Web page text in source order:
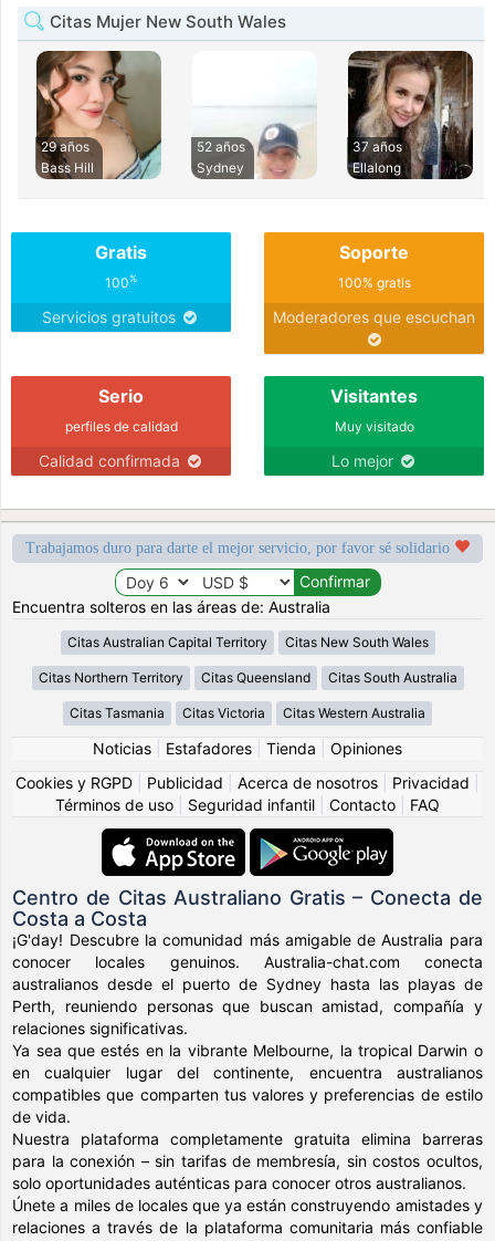
Citas Mujer New South Wales
29 años
Bass Hill
52 años
Sydney
37 años
Ellalong
Gratis
100%
Servicios gratuitos
Soporte
100% gratis
Moderadores que escuchan
Serio
perfiles de calidad
Calidad confirmada
Visitantes
Muy visitado
Lo mejor
Trabajamos duro para darte el mejor servicio, por favor sé solidario
Encuentra solteros en las áreas de: Australia
Citas Australian Capital Territory Citas New South Wales
Citas Northern Territory Citas Queensland Citas South Australia
Citas Tasmania Citas Victoria Citas Western Australia
Noticias Estafadores Tienda
Opiniones
Cookies y RGPD
Publicidad Acerca de nosotros Privacidad
Términos de uso
Seguridad infantil Contacto FAQ
Centro de Citas Australiano Gratis – Conecta de
Costa a Costa
¡G'day! Descubre la comunidad más amigable de Australia para
conocer locales genuinos. Australia-chat.com conecta
australianos desde el puerto de Sydney hasta las playas de
Perth, reuniendo personas que buscan amistad, compañía y
relaciones significativas.
Ya sea que estés en la vibrante Melbourne, la tropical Darwin o
en cualquier lugar del continente, encuentra australianos
compatibles que comparten tus valores y preferencias de estilo
de vida.
Nuestra plataforma completamente gratuita elimina barreras
para la conexión – sin tarifas de membresía, sin costos ocultos,
solo oportunidades auténticas para conocer otros australianos.
Únete a miles de locales que ya están construyendo amistades y
relaciones a través de la plataforma comunitaria más confiable